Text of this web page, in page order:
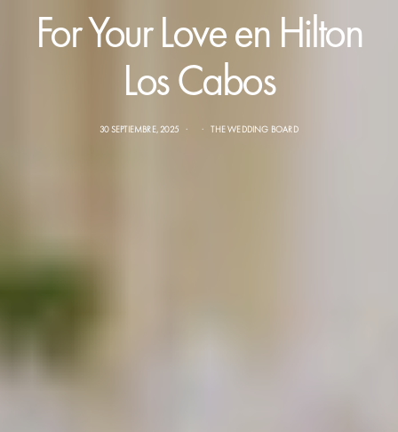
For Your Love en Hilton
Los Cabos
30 SEPTIEMBRE, 2025 THE WEDDING BOARD